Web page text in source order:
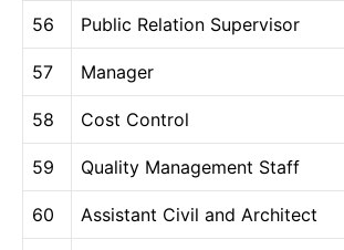
56 Public Relation Supervisor
57 Manager
58 Cost Control
59 Quality Management Staff
60 Assistant Civil and Architect